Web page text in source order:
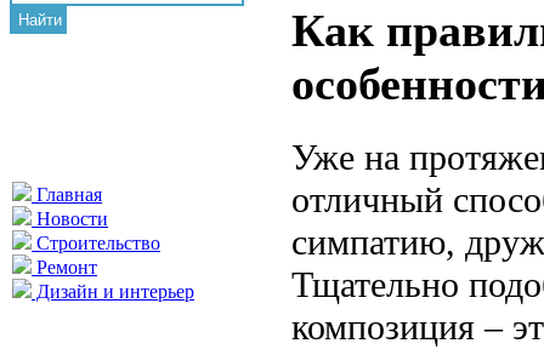
Найти
Главная
Новости
Строительство
Ремонт
Дизайн и интерьер
Как
Уже на
отличный
симпатию,
Тщательно
композиция –